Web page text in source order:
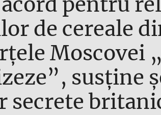
de cereale
Moscovei
susține
secrete